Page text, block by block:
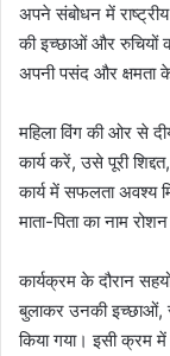
अपने संबोधन में
की इच्छाओं और रुचियों
अपनी पसंद और क्षमता
महिला विंग की ओर से
कार्य करें, उसे पूरी
कार्य में सफलता अवश्य
माता-पिता का नाम
कार्यक्रम के दौरान
बुलाकर उनकी इच्छाओं,
किया गया। इसी क्रम में